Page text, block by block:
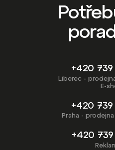
+420
Liberec -
E-
+420
Praha -
+420